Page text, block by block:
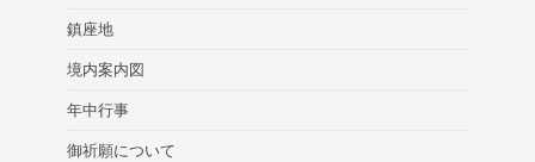
鎮座地
境内案内図
年中行事
御祈願について